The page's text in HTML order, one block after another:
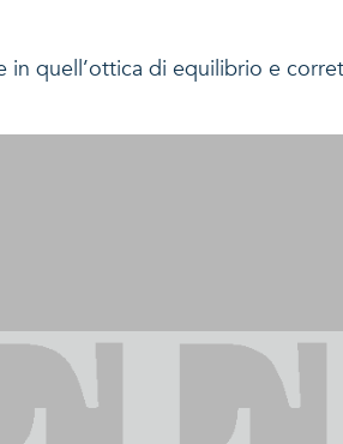
quell’ottica di equilibrio e